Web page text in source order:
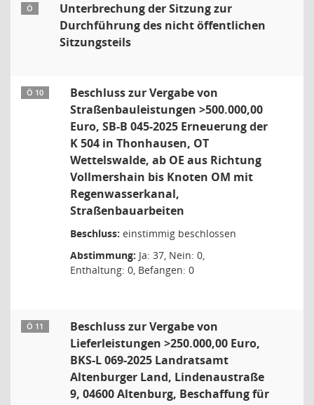
Ö
Unterbrechung der Sitzung zur
Durchführung des nicht öffentlichen
Sitzungsteils
Ö 10
Beschluss zur Vergabe von
Straßenbauleistungen >500.000,00
Euro, SB-B 045-2025 Erneuerung der
K 504 in Thonhausen, OT
Wettelswalde, ab OE aus Richtung
Vollmershain bis Knoten OM mit
Regenwasserkanal,
Straßenbauarbeiten
Beschluss: einstimmig beschlossen
Abstimmung: Ja: 37, Nein: 0,
Enthaltung: 0, Befangen: 0
Ö 11
Beschluss zur Vergabe von
Lieferleistungen >250.000,00 Euro,
BKS-L 069-2025 Landratsamt
Altenburger Land, Lindenaustraße
9, 04600 Altenburg, Beschaffung für